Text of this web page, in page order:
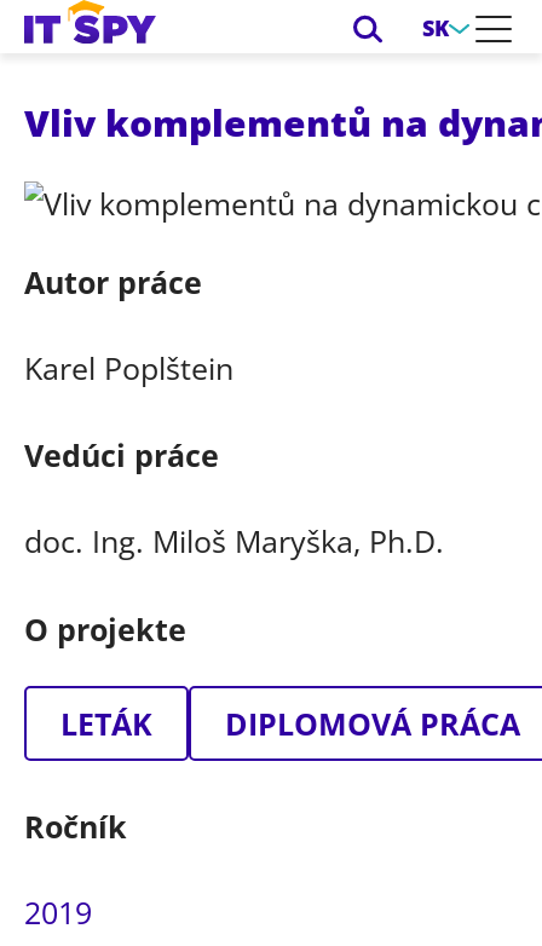
SK
Vliv komplementů na
Autor práce
Karel Poplštein
Vedúci práce
doc. Ing. Miloš Maryška, Ph.D.
O projekte
LETÁK DIPLOMOVÁ PRÁCA
Ročník
2019